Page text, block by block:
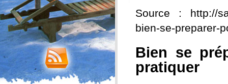
Source : http://
bien-se-preparer-
Bien se
pratiquer